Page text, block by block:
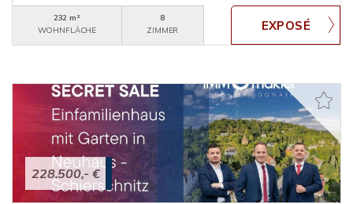
232 m²
WOHNFLÄCHE
8
ZIMMER
228.500,- €